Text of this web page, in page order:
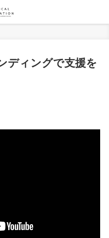
ディングで支援を